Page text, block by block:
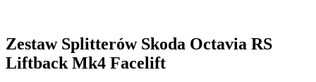
Zestaw Splitterów Skoda Octavia RS
Liftback Mk4 Facelift